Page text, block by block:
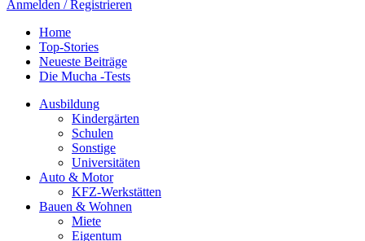
Anmelden / Registrieren
Home
Top-Stories
Neueste Beiträge
Die Mucha -Tests
Ausbildung
Kindergärten
Schulen
Sonstige
Universitäten
Auto & Motor
KFZ-Werkstätten
Bauen & Wohnen
Miete
Eigentum